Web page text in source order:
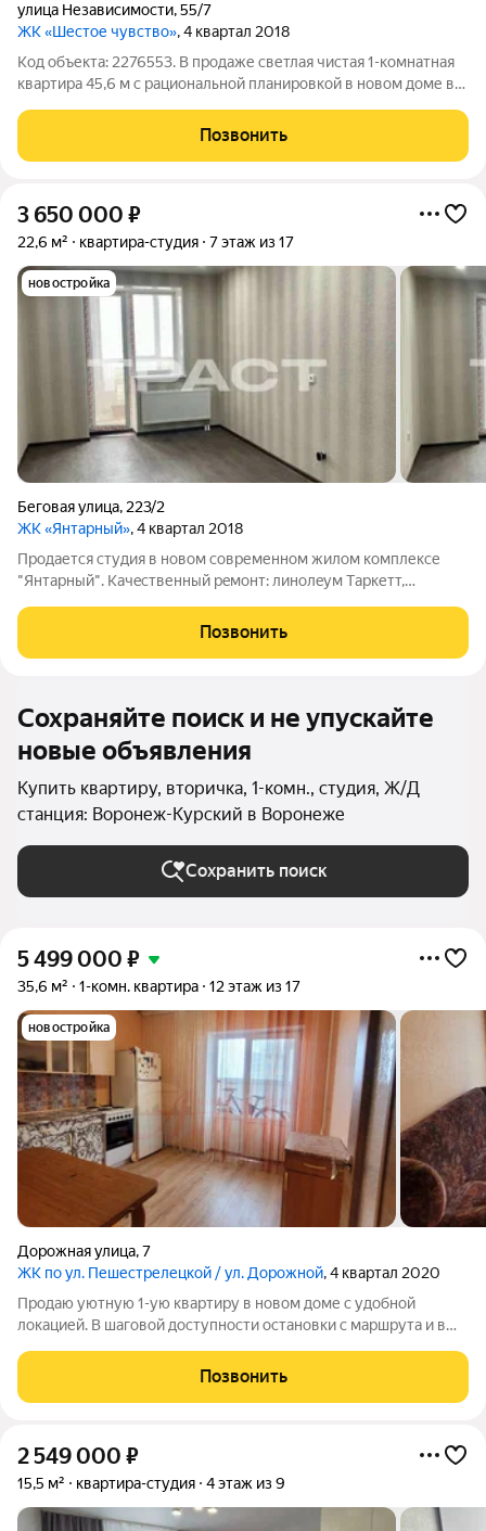
улица Независимости,55/7
ЖК «Шестое чувство», 4 квартал 2018
Код объекта: 2276553. В продаже светлая чистая 1-комнатная
квартира 45,6 м с рациональной планировкой в новом доме в
качественным ремонтом, мебелью и кондиционером
ПОЛНОСТЬЮ готова к проживанию ! Торг
Позвонить
3 650 000 ₽
22,6 м² квартира-студия 7 этаж из 17
новостройка
Беговая улица, 223/2
ЖК «Янтарный», 4 квартал 2018
Прoдается студия в новом современном жилом комплексе
"Янтаpный". Качeственный peмoнт: линoлeум Tаркетт,
двери, ванная Германия, caнузел выложeн плиткой, caнтехника
Милаpдo. Окна вo двoр (вocток).
Позвонить
Сохраняйте поиск и не упускайте
новые объявления
Купить квартиру, вторичка, 1-комн., студия, Ж/Д
станция: Воронеж-Курский в Воронеже
Сохранить поиск
5 499 000 ₽
35,6 м² 1-комн. квартира 12 этаж из 17
новостройка
Дорожная улица,7
ЖК по ул. Пешестрелецкой / ул. Дорожной, 4 квартал 2020
Продаю уютную 1-ую квартиру в новом доме с удобной
локацией. В шаговой доступности остановки с маршрута и в
парковка, магазины. В квартире удобная планировка,
просторная кухня, ремонт от
Позвонить
2 549 000 ₽
15,5 м² квартира-студия 4 этаж из 9